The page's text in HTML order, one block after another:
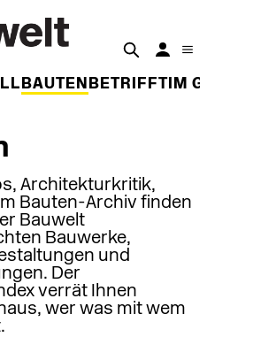
BAUTEN BETRIFFT IM
Architekturkritik,
Bauten-Archiv finden
Bauwelt
Bauwerke,
und
Der
verrät Ihnen
wer was mit wem